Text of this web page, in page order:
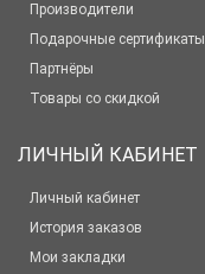
Производители
Подарочные сертификаты
Партнёры
Товары со скидкой
ЛИЧНЫЙ КАБИНЕТ
Личный кабинет
История заказов
Мои закладки